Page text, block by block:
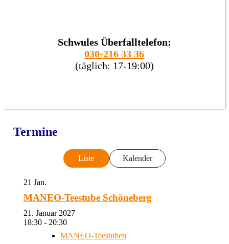
Schwules Überfalltelefon:
030-216 33 36
(täglich: 17-19:00)
Termine
Liste Kalender
21 Jan.
MANEO-Teestube Schöneberg
21. Januar 2027
18:30 - 20:30
MANEO-Teestuben